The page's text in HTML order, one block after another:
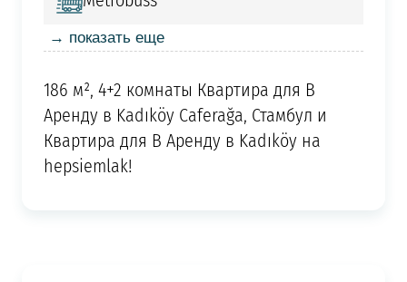
→ показать еще
186 м², 4+2 комнаты Квартира для В
Аренду в Kadıköy Caferağa, Стамбул и
Квартира для В Аренду в Kadıköy на
hepsiemlak!